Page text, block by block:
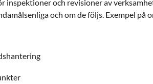
inspektioner och revisioner av
och om de följs. Exempel på